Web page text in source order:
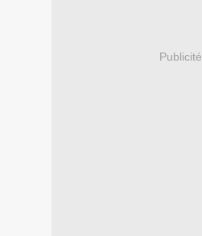
Publicité